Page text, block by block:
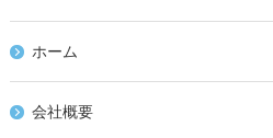
ホーム
会社概要